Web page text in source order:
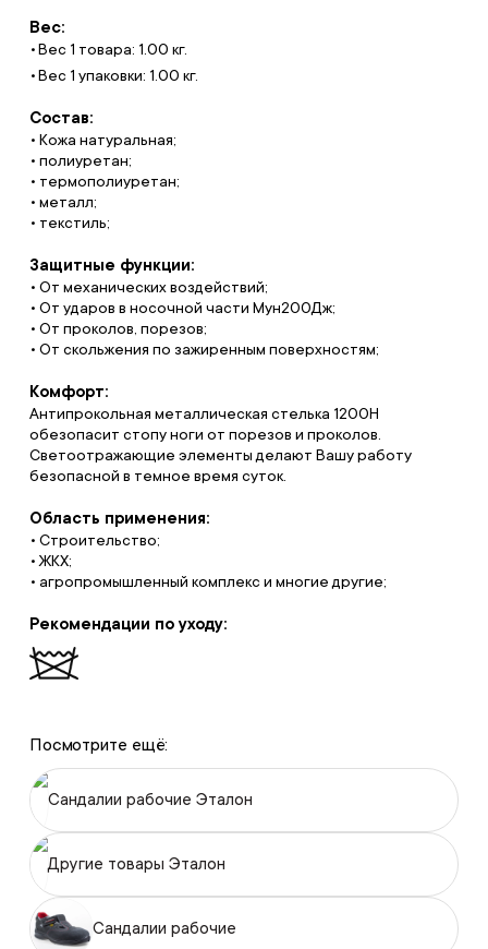
Вес:
Вес 1 товара: 1.00 кг.
Вес 1 упаковки: 1.00 кг.
Состав:
• Кожа натуральная;
• полиуретан;
• термополиуретан;
• металл;
• текстиль;
Защитные функции:
• От механических воздействий;
• От ударов в носочной части Мун200Дж;
• От проколов, порезов;
• От скольжения по зажиренным поверхностям;
Комфорт:
Антипрокольная металлическая стелька 1200Н
обезопасит стопу ноги от порезов и проколов.
Светоотражающие элементы делают Вашу работу
безопасной в темное время суток.
Область применения:
• Строительство;
• ЖКХ;
• агропромышленный комплекс и многие другие;
Рекомендации по уходу:
Посмотрите ещё:
Сандалии рабочие Эталон
Другие товары Эталон
Сандалии рабочие